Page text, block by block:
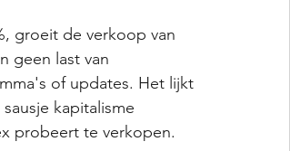
groeit de verkoop van
geen last van
of updates. Het lijkt
kapitalisme
probeert te verkopen.